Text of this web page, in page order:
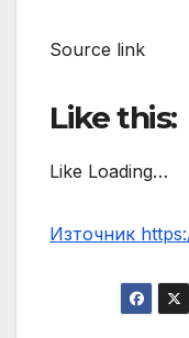
Source link
Like this:
Like Loading…
Източник